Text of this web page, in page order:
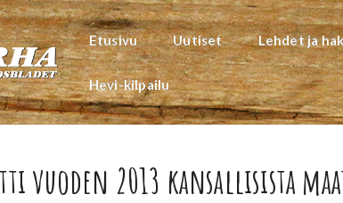
Etusivu Uutiset Lehdet ja
Hevi-kilpailu
vuoden 2013 kansallisista